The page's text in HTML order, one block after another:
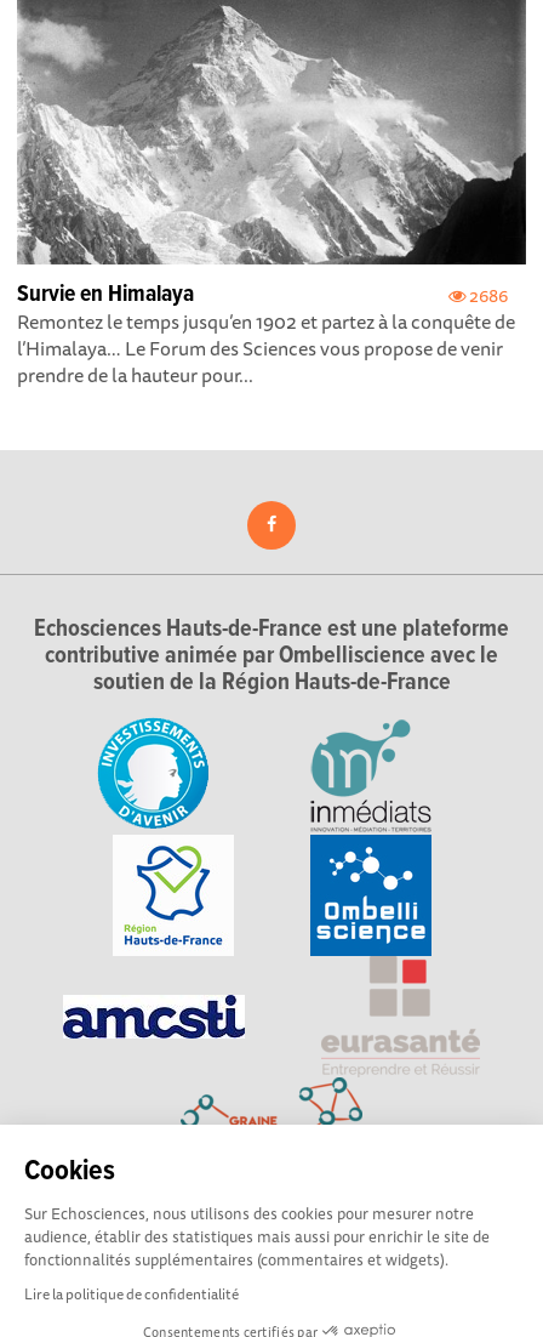
Cookies
Sur Echosciences, nous utilisons des cookies pour mesurer notre
audience, établir des statistiques mais aussi pour enrichir le site de
fonctionnalités supplémentaires (commentaires et widgets).
Lire la politique de confidentialité
Consentements certifiés par
2686
Survie en Himalaya
Remontez le temps jusqu’en 1902 et partez à la conquête de
l’Himalaya… Le Forum des Sciences vous propose de venir
prendre de la hauteur pour...
Echosciences Hauts-de-France est une plateforme
contributive animée par Ombelliscience avec le
soutien de la Région Hauts-de-France
Explorer, s’exprimer, rentrer en contact : Echosciences
Hauts-de-France est le réseau social des amateurs de
sciences et de technologies du territoire